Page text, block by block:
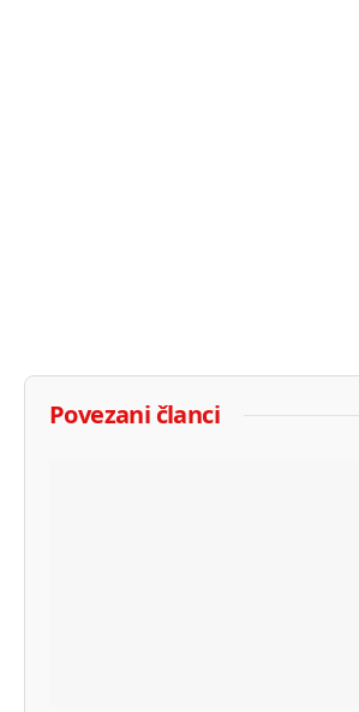
Povezani članci